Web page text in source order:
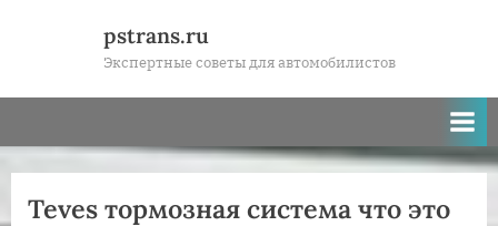
pstrans.ru
Экспертные советы для автомобилистов
Teves тормозная система что это